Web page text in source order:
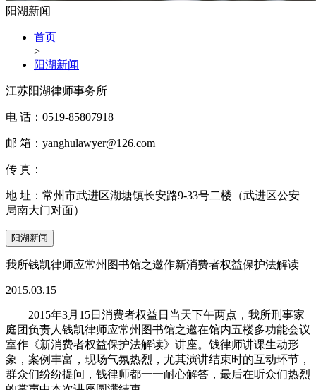
阳湖新闻
首页
>
阳湖新闻
江苏阳湖律师事务所
电 话： 0519-85807918
邮 箱： yanghulawyer@126.com
传 真：
地 址： 常州市武进区湖塘镇长安路9-33号二楼（武进区公安
局南大门对面）
阳湖新闻
我所钱凯律师应常州图书馆之邀作新消费者权益保护法解读
2015.03.15
2015年3月15日消费者权益日当天下午两点，我所刑事家
庭团负责人钱凯律师应常州图书馆之邀在馆内五楼多功能会议
室作《新消费者权益保护法解读》讲座。钱律师讲课生动形
象，案例丰富，现场气氛热烈，尤其演讲结束时的互动环节，
群众们纷纷提问，钱律师都一一耐心解答，最后在听众们热烈